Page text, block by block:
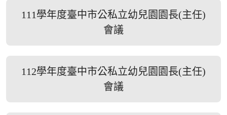
111學年度臺中市公私立幼兒園園長(主任)
會議
112學年度臺中市公私立幼兒園園長(主任)
會議